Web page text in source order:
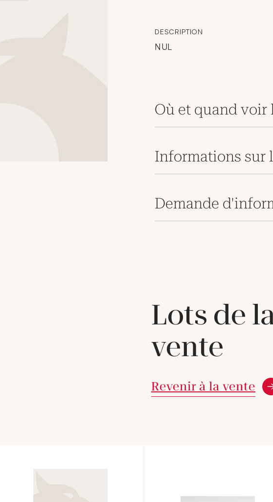
DESCRIPTION
NUL
Où et quand voir
Informations sur
Demande
Lots de
vente
Revenir à la vente